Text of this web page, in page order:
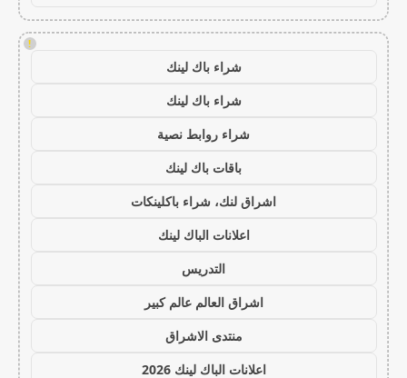
!
شراء باك لينك
شراء باك لينك
شراء روابط نصية
باقات باك لينك
اشراق لنك، شراء باكلينكات
اعلانات الباك لينك
التدريس
اشراق العالم عالم كبير
منتدى الاشراق
اعلانات الباك لينك 2026